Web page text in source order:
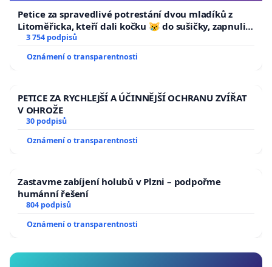
Petice za spravedlivé potrestání dvou mladíků z
Litoměřicka, kteří dali kočku 😿 do sušičky, zapnuli ji
a umírání zvířete natočili.
3 754 podpisů
Oznámení o transparentnosti
PETICE ZA RYCHLEJŠÍ A ÚČINNĚJŠÍ OCHRANU ZVÍŘAT
V OHROŽE
30 podpisů
Oznámení o transparentnosti
Zastavme zabíjení holubů v Plzni – podpořme
humánní řešení
804 podpisů
Oznámení o transparentnosti